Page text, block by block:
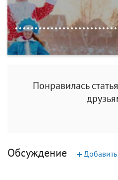
Понравилась
Обсуждение +